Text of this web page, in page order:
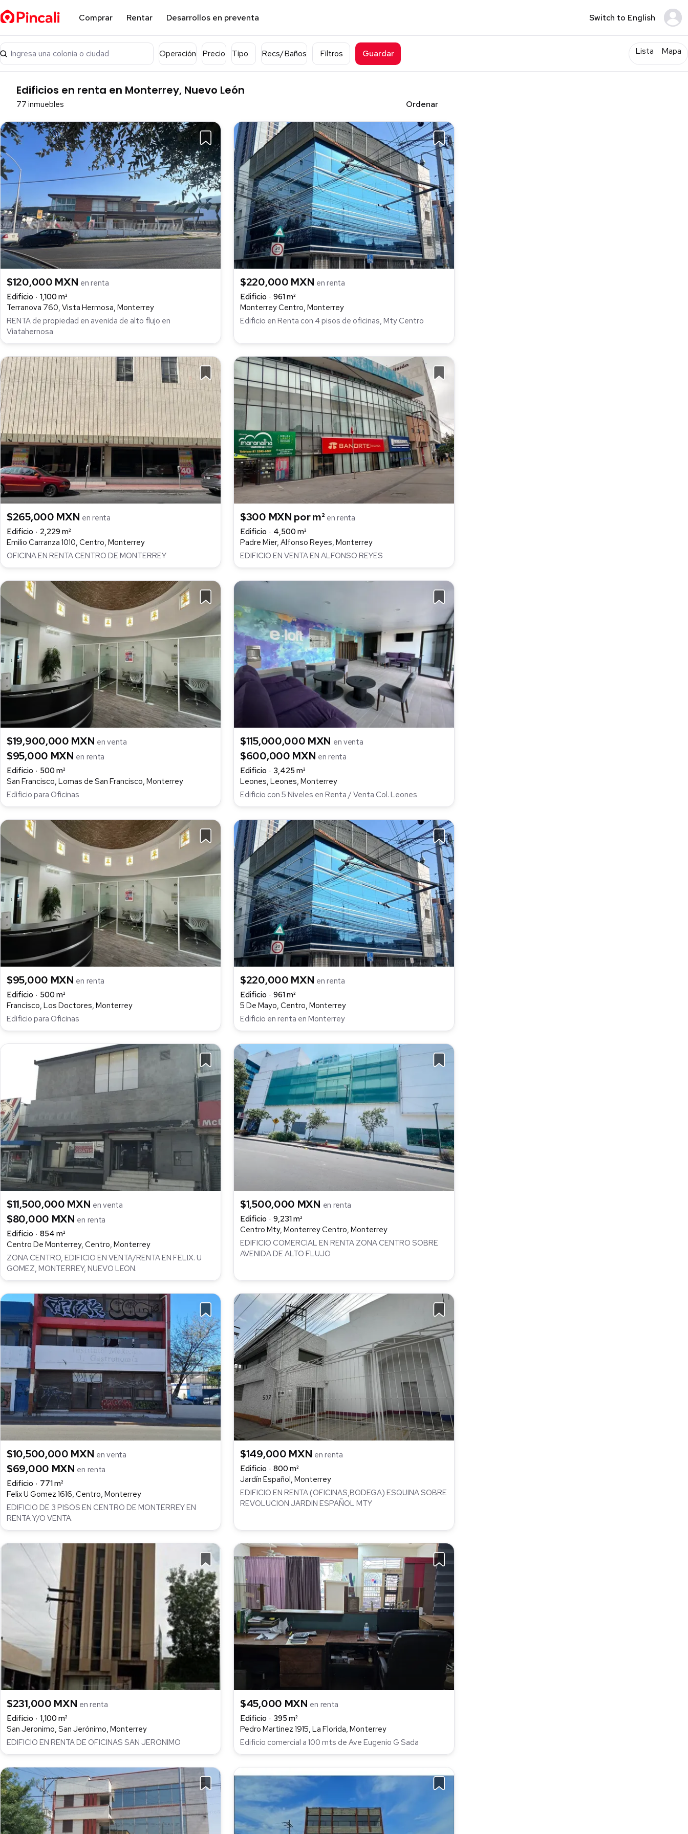
Comprar Rentar Desarrollos en preventa Switch to English
Ingresa una colonia o ciudad Operación Precio Tipo Recs/Baños Filtros Guardar Lista Mapa
Edificios en renta en Monterrey, Nuevo León
77 inmuebles Ordenar
$120,000 MXN en renta
Edificio
1,100 m²
Terranova 760, Vista Hermosa, Monterrey
RENTA de propiedad en avenida de alto flujo en
Viatahernosa
$220,000 MXN en renta
Edificio
961 m²
Monterrey Centro, Monterrey
Edificio en Renta con 4 pisos de oficinas, Mty Centro
$265,000 MXN en renta
Edificio
2,229 m²
Emilio Carranza 1010, Centro, Monterrey
OFICINA EN RENTA CENTRO DE MONTERREY
$300 MXN por m² en renta
Edificio
4,500 m²
Padre Mier, Alfonso Reyes, Monterrey
EDIFICIO EN VENTA EN ALFONSO REYES
$19,900,000 MXN en venta
$95,000 MXN en renta
Edificio
500 m²
San Francisco, Lomas de San Francisco, Monterrey
Edificio para Oficinas
$115,000,000 MXN en venta
$600,000 MXN en renta
Edificio
3,425 m²
Leones, Leones, Monterrey
Edificio con 5 Niveles en Renta / Venta Col. Leones
$95,000 MXN en renta
Edificio
500 m²
Francisco, Los Doctores, Monterrey
Edificio para Oficinas
$220,000 MXN en renta
Edificio
961 m²
5 De Mayo, Centro, Monterrey
Edificio en renta en Monterrey
$11,500,000 MXN en venta
$80,000 MXN en renta
Edificio
854 m²
Centro De Monterrey, Centro, Monterrey
ZONA CENTRO, EDIFICIO EN VENTA/RENTA EN FELIX. U
GOMEZ, MONTERREY, NUEVO LEON.
$1,500,000 MXN en renta
Edificio
9,231 m²
Centro Mty, Monterrey Centro, Monterrey
EDIFICIO COMERCIAL EN RENTA ZONA CENTRO SOBRE
AVENIDA DE ALTO FLUJO
$10,500,000 MXN en venta
$69,000 MXN en renta
Edificio
771 m²
Felix U Gomez 1616, Centro, Monterrey
EDIFICIO DE 3 PISOS EN CENTRO DE MONTERREY EN
RENTA Y/O VENTA.
$149,000 MXN en renta
Edificio
800 m²
Jardín Español, Monterrey
EDIFICIO EN RENTA (OFICINAS,BODEGA) ESQUINA SOBRE
REVOLUCION JARDIN ESPAÑOL MTY
$231,000 MXN en renta
Edificio
1,100 m²
San Jeronimo, San Jerónimo, Monterrey
EDIFICIO EN RENTA DE OFICINAS SAN JERONIMO
$45,000 MXN en renta
Edificio
395 m²
Pedro Martinez 1915, La Florida, Monterrey
Edificio comercial a 100 mts de Ave Eugenio G Sada